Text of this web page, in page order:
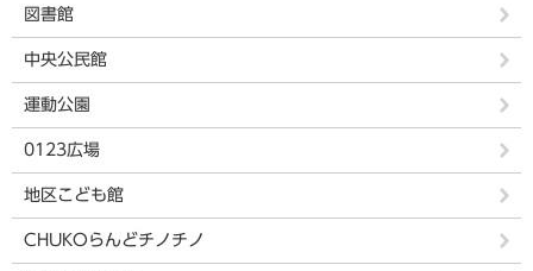
図書館
中央公民館
運動公園
0123広場
地区こども館
CHUKOらんどチノチノ